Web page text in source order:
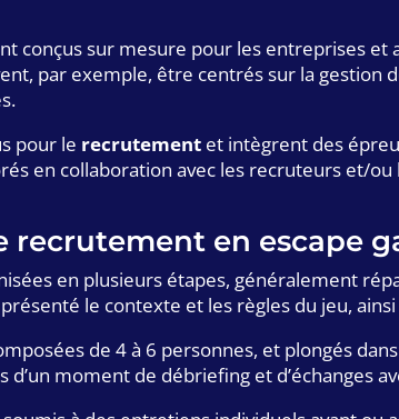
conçus sur mesure pour les entreprises
par exemple, être centrés sur la gestion
pour le recrutement et intègrent des
en collaboration avec les recruteurs et/
recrutement en escape
en plusieurs étapes, généralement
le contexte et les règles du jeu,
de 4 à 6 personnes, et plongés dans
moment de débriefing et d’échanges